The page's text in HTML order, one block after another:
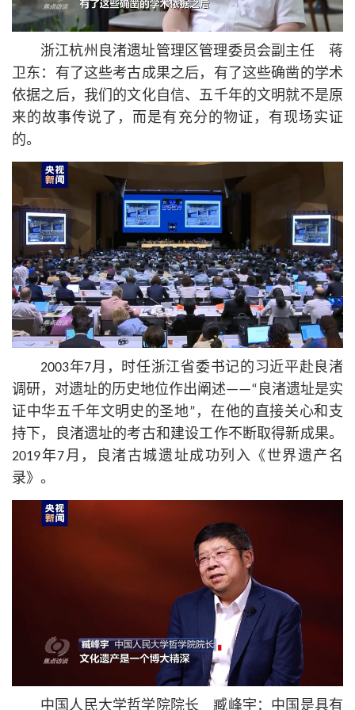
浙江杭州良渚遗址管理区管理委员会副主任 蒋
卫东：有了这些考古成果之后，有了这些确凿的学术
依据之后，我们的文化自信、五千年的文明就不是原
来的故事传说了，而是有充分的物证，有现场实证
的。
2003年7月，时任浙江省委书记的习近平赴良渚
调研，对遗址的历史地位作出阐述——“良渚遗址是实
证中华五千年文明史的圣地”，在他的直接关心和支
持下，良渚遗址的考古和建设工作不断取得新成果。
2019年7月，良渚古城遗址成功列入《世界遗产名
录》。
中国人民大学哲学院院长 臧峰宇：中国是具有